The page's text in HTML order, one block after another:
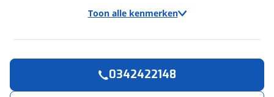
Toon alle kenmerken
0342422148
nu!